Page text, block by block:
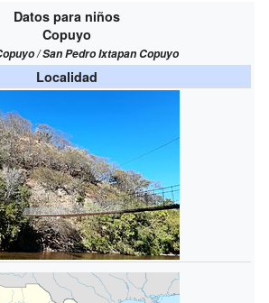
Datos para niños
Copuyo
/ San Pedro Ixtapan Copuyo
Localidad